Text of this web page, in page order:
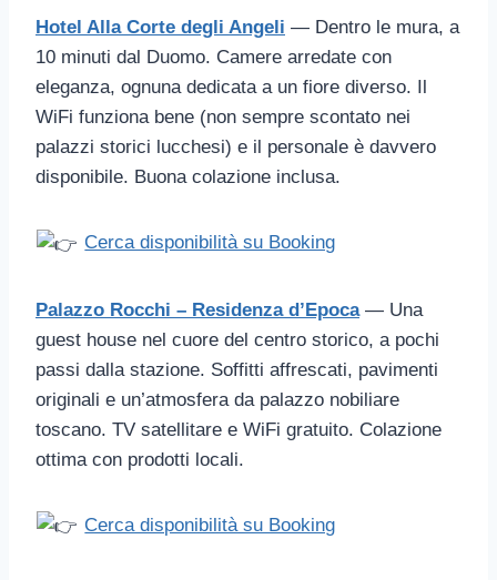
Hotel Alla Corte degli Angeli — Dentro le mura, a
10 minuti dal Duomo. Camere arredate con
eleganza, ognuna dedicata a un fiore diverso. Il
WiFi funziona bene (non sempre scontato nei
palazzi storici lucchesi) e il personale è davvero
disponibile. Buona colazione inclusa.
Cerca disponibilità su Booking
Palazzo Rocchi – Residenza d’Epoca— Una
guest house nel cuore del centro storico, a pochi
passi dalla stazione. Soffitti affrescati, pavimenti
originali e un’atmosfera da palazzo nobiliare
toscano. TV satellitare e WiFi gratuito. Colazione
ottima con prodotti locali.
Cerca disponibilità su Booking